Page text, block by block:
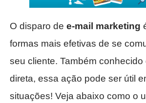
O disparo de e-mail marketing
formas mais efetivas de se
seu cliente. Também conhecido
direta, essa ação pode ser útil
situações! Veja abaixo como o